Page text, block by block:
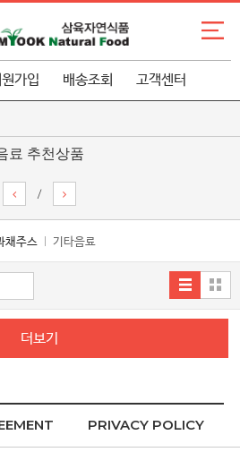
가입 배송조회 고객센터
료 추천상품
/
채주스 기타음료
더보기
PRIVACY POLICY